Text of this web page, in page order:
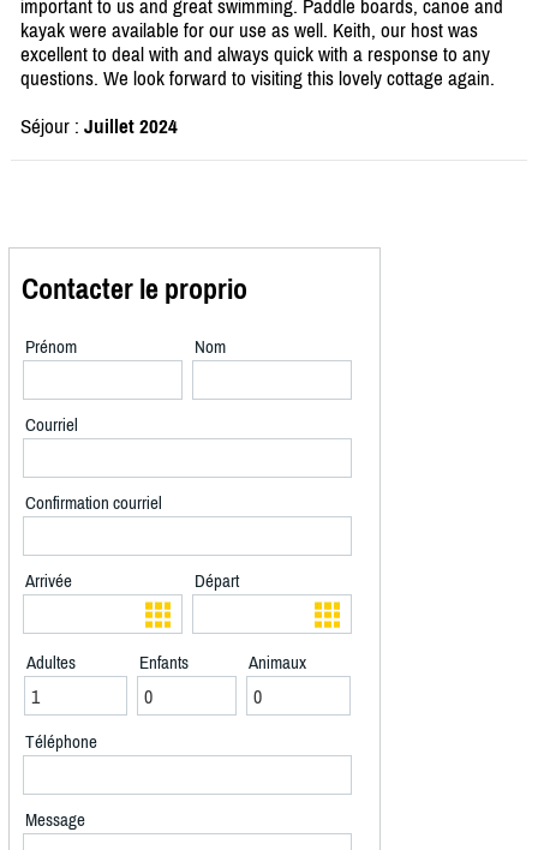
important to us and great swimming. Paddle boards, canoe and
kayak were available for our use as well. Keith, our host was
excellent to deal with and always quick with a response to any
questions. We look forward to visiting this lovely cottage again.
Séjour : Juillet 2024
Contacter le proprio
Prénom Nom
Courriel
Confirmation courriel
Arrivée Départ
Adultes Enfants Animaux
Téléphone
Message